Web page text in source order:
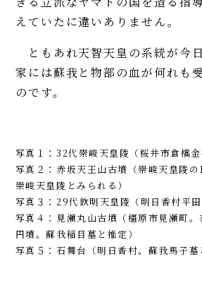
えていたに違いありません。
ともあれ天智天皇の系統が今
家には蘇我と物部の血が何れも
のです。
写真１：32代崇峻天皇陵（桜井市倉橋金
写真２：赤坂天王山古墳（崇峻天皇陵
崇峻天皇陵とみられる）
写真３：29代欽明天皇陵（明日香村平田
写真４：見瀬丸山古墳（橿原市見瀬町
円墳。蘇我稲目墓と推定）
写真５：石舞台（明日香村。蘇我馬子墓